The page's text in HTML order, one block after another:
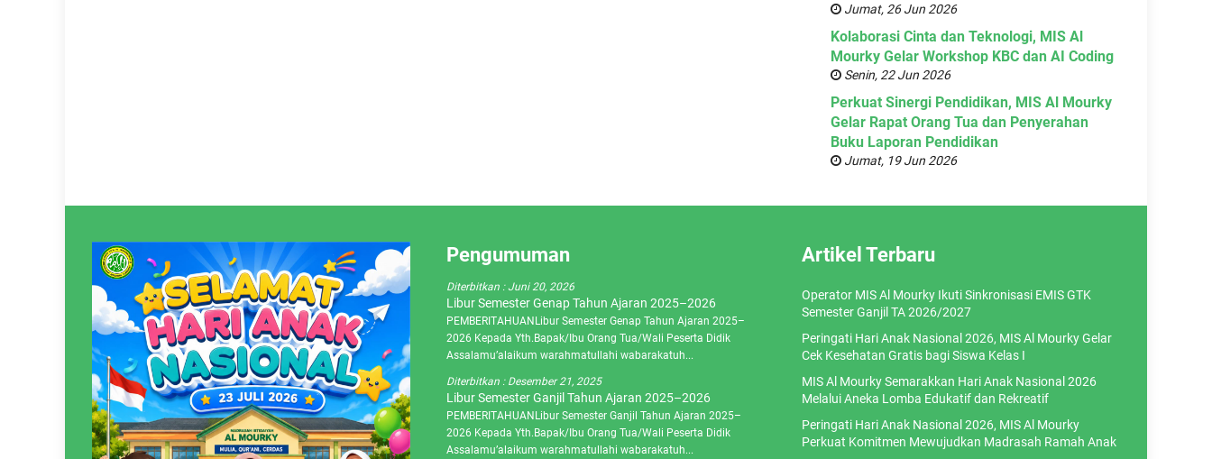
Jumat, 26 Jun 2026
Kolaborasi Cinta dan Teknologi, MIS Al
Mourky Gelar Workshop KBC dan AI Coding
Senin, 22 Jun 2026
Perkuat Sinergi Pendidikan, MIS Al Mourky
Gelar Rapat Orang Tua dan Penyerahan
Buku Laporan Pendidikan
Jumat, 19 Jun 2026
Pengumuman
Diterbitkan :Juni 20, 2026
Libur Semester Genap Tahun Ajaran 2025–2026
PEMBERITAHUANLibur Semester Genap Tahun Ajaran 2025–
2026 Kepada Yth.Bapak/Ibu Orang Tua/Wali Peserta Didik
Assalamu’alaikum warahmatullahi wabarakatuh...
Diterbitkan : Desember 21, 2025
Libur Semester Ganjil Tahun Ajaran 2025–2026
PEMBERITAHUANLibur Semester Ganjil Tahun Ajaran 2025–
2026 Kepada Yth.Bapak/Ibu Orang Tua/Wali Peserta Didik
Assalamu’alaikum warahmatullahi wabarakatuh...
Artikel Terbaru
Operator MIS Al Mourky Ikuti Sinkronisasi EMIS GTK
Semester Ganjil TA 2026/2027
Peringati Hari Anak Nasional 2026, MIS Al Mourky Gelar
Cek Kesehatan Gratis bagi Siswa Kelas I
MIS Al Mourky Semarakkan Hari Anak Nasional 2026
Melalui Aneka Lomba Edukatif dan Rekreatif
Peringati Hari Anak Nasional 2026, MIS Al Mourky
Perkuat Komitmen Mewujudkan Madrasah Ramah Anak